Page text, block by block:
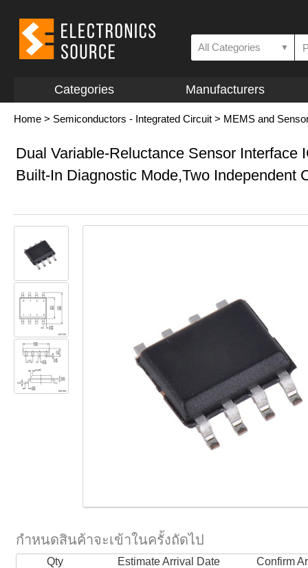
All Categories ▼
Categories Manufacturers
Home > Semiconductors - Integrated Circuit > MEMS and
Dual Variable-Reluctance Sensor Interface
Built-In Diagnostic Mode,Two Independent
กำหนดสินค้าจะเข้าในครั้งถัดไป
Qty Estimate Arrival Date
Confirm